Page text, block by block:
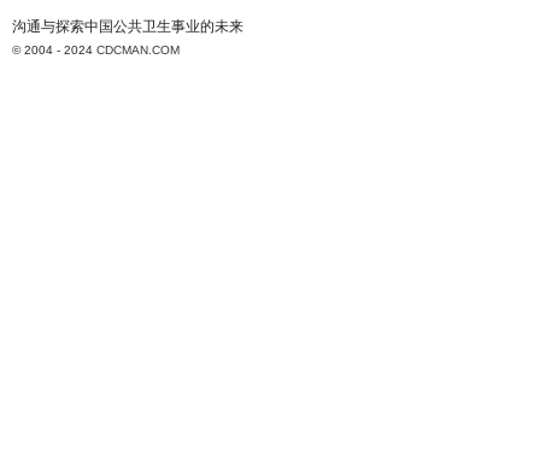
沟通与探索中国公共卫生事业的未来
© 2004 - 2024 CDCMAN.COM